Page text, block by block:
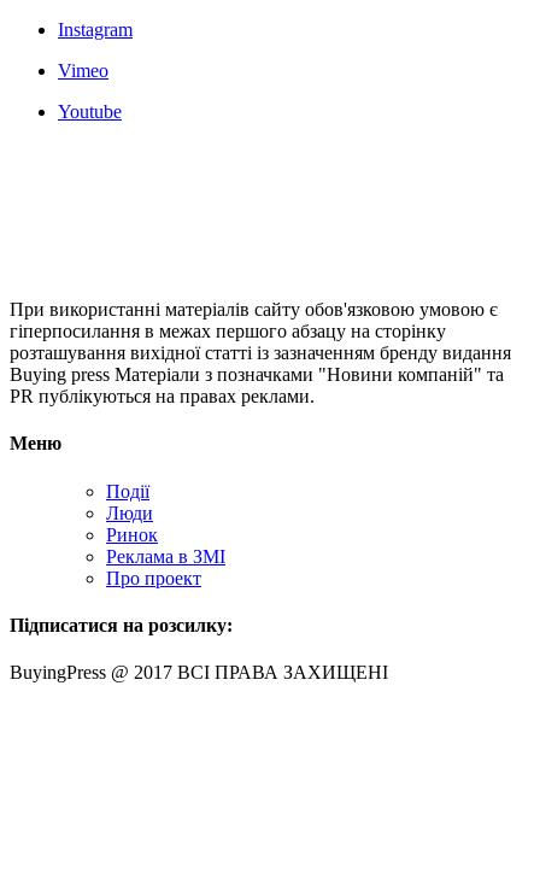
Instagram
Vimeo
Youtube
При використанні матеріалів сайту обов'язковою умовою є
гіперпосилання в межах першого абзацу на сторінку
розташування вихідної статті із зазначенням бренду видання
Buying press Матеріали з позначками "Новини компаній" та
PR публікуються на правах реклами.
Меню
Події
Люди
Ринок
Реклама в ЗМІ
Про проект
Підписатися на розсилку:
BuyingPress @ 2017 ВСІ ПРАВА ЗАХИЩЕНІ